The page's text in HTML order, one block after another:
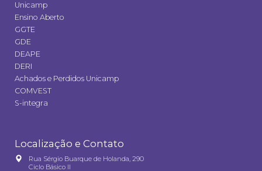
Unicamp
Ensino Aberto
GGTE
GDE
DEAPE
DERI
Achados e Perdidos Unicamp
COMVEST
S-integra
Localização e Contato
Rua Sérgio Buarque de Holanda, 290
Ciclo Básico II